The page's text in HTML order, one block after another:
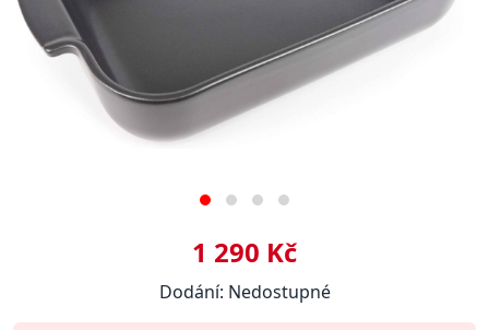
1 290 Kč
Dodání: Nedostupné